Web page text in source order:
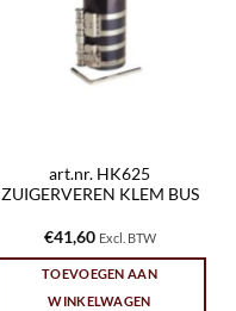
art.nr. HK625
ZUIGERVEREN KLEM BUS
€41,60 Excl. BTW
TOEVOEGEN AAN
WINKELWAGEN